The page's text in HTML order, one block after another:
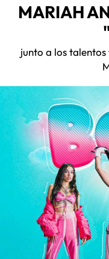
MARIAH
junto a los